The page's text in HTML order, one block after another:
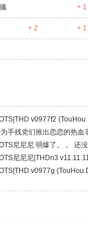
+ 1
+ 2 + 1
v0977f2
为手残党们推出恋恋的热
尼尼尼 弱爆了。 。 还
尼尼尼|THDn3
v0977g (TouHou